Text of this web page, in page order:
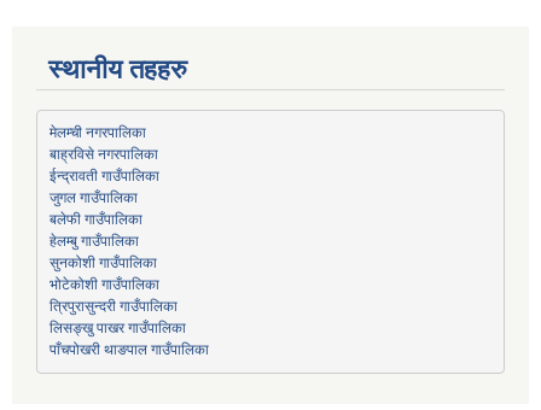
स्थानीय तहहरु
मेलम्ची नगरपालिका
बाह्रविसे नगरपालिका
ईन्द्रावती गाउँपालिका
जुगल गाउँपालिका
बलेफी गाउँपालिका
हेलम्बु गाउँपालिका
सुनकोशी गाउँपालिका
भोटेकोशी गाउँपालिका
त्रिपुरासुन्दरी गाउँपालिका
लिसङ्खु पाखर गाउँपालिका
पाँचपोखरी थाङपाल गाउँपालिका